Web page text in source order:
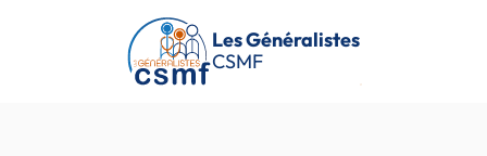
Passer au contenu principal
Les Généralistes
CSMF